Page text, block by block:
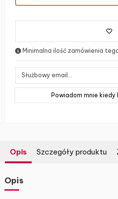
Minimalna ilość zamówienia
Opis Szczegóły produktu
Opis